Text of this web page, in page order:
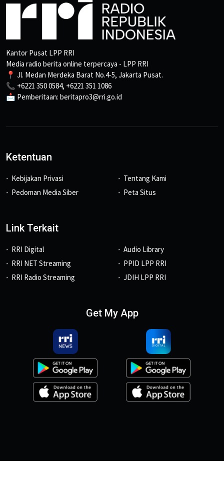
Kantor Pusat LPP RRI
Media radio berita online terpercaya - LPP RRI
📍 Jl. Medan Merdeka Barat No.4-5, Jakarta Pusat.
📞 +6221 350 0584, +6221 351 1086
📩 Pemberitaan: beritapro3@rri.go.id
Ketentuan
Kebijakan Privasi
Pedoman Media Siber
Tentang Kami
Peta Situs
Link Terkait
RRI Digital
RRI NET Streaming
RRI Radio Streaming
Audio Library
PPID LPP RRI
JDIH LPP RRI
Get My App